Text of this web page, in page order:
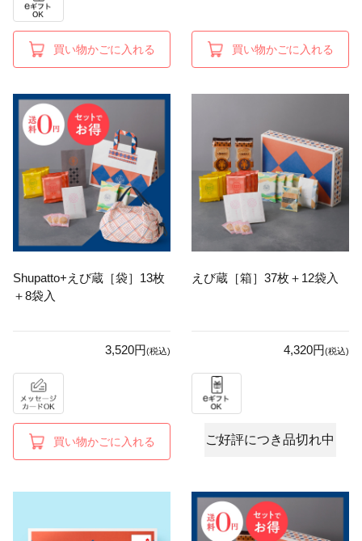
買い物かごに入れる 買い物かごに入れる
Shupatto+えび蔵［袋］13枚
＋8袋入
3,520円(税込)
買い物かごに入れる
えび蔵［箱］37枚＋12袋入
4,320円(税込)
ご好評につき品切れ中